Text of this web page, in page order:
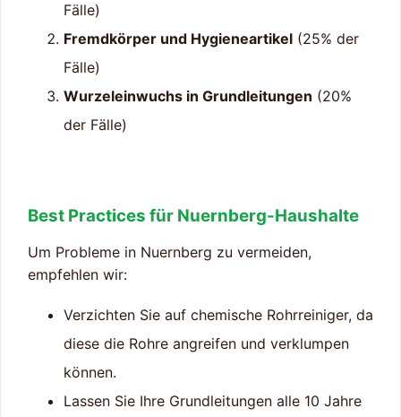
Fälle)
Fremdkörper und Hygieneartikel (25% der
Fälle)
Wurzeleinwuchs in Grundleitungen (20%
der Fälle)
Best Practices für Nuernberg-Haushalte
Um Probleme in Nuernberg zu vermeiden,
empfehlen wir:
Verzichten Sie auf chemische Rohrreiniger, da
diese die Rohre angreifen und verklumpen
können.
Lassen Sie Ihre Grundleitungen alle 10 Jahre